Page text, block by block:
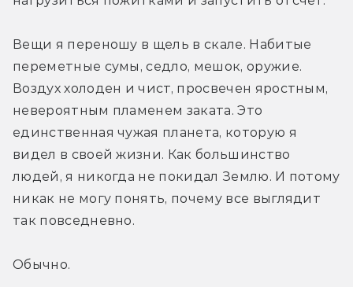
Вещи я переношу в щель в скале. Набитые
переметные сумы, седло, мешок, оружие.
Воздух холоден и чист, просвечен яростным,
невероятным пламенем заката. Это
единственная чужая планета, которую я
видел в своей жизни. Как большинство
людей, я никогда не покидал Землю. И потому
никак не могу понять, почему все выглядит
так повседневно.
Обычно.